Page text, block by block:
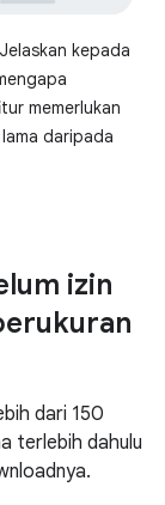
Jelaskan kepada
memerlukan
daripada
izin
dari 150
terlebih dahulu